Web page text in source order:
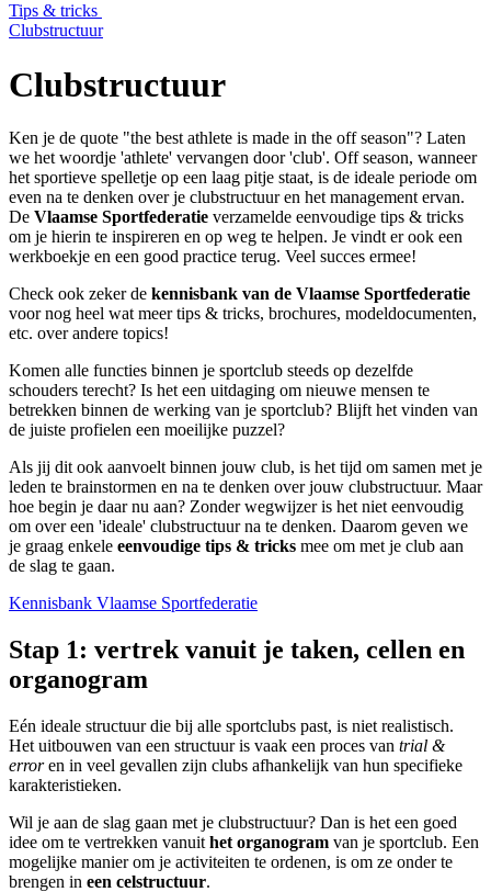
Tips & tricks
Clubstructuur
Clubstructuur
Ken je de quote "the best athlete is made in the off season"? Laten
we het woordje 'athlete' vervangen door 'club'. Off season, wanneer
het sportieve spelletje op een laag pitje staat, is de ideale periode om
even na te denken over je clubstructuur en het management ervan.
De Vlaamse Sportfederatie verzamelde eenvoudige tips & tricks
om je hierin te inspireren en op weg te helpen. Je vindt er ook een
werkboekje en een good practice terug. Veel succes ermee!
Check ook zeker de kennisbank van de Vlaamse Sportfederatie
voor nog heel wat meer tips & tricks, brochures, modeldocumenten,
etc. over andere topics!
Komen alle functies binnen je sportclub steeds op dezelfde
schouders terecht? Is het een uitdaging om nieuwe mensen te
betrekken binnen de werking van je sportclub? Blijft het vinden van
de juiste profielen een moeilijke puzzel?
Als jij dit ook aanvoelt binnen jouw club, is het tijd om samen met je
leden te brainstormen en na te denken over jouw clubstructuur. Maar
hoe begin je daar nu aan? Zonder wegwijzer is het niet eenvoudig
om over een 'ideale' clubstructuur na te denken. Daarom geven we
je graag enkele eenvoudige tips & tricks mee om met je club aan
de slag te gaan.
Kennisbank Vlaamse Sportfederatie
Stap 1: vertrek vanuit je taken, cellen en
organogram
Eén ideale structuur die bij alle sportclubs past, is niet realistisch.
Het uitbouwen van een structuur is vaak een proces van trial &
erroren in veel gevallen zijn clubs afhankelijk van hun specifieke
karakteristieken.
Wil je aan de slag gaan met je clubstructuur? Dan is het een goed
idee om te vertrekken vanuit het organogram van je sportclub. Een
mogelijke manier om je activiteiten te ordenen, is om ze onder te
brengen in een celstructuur.